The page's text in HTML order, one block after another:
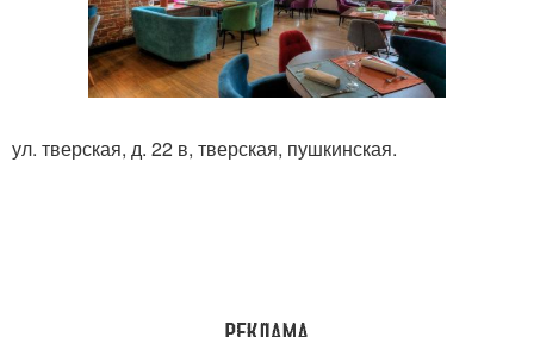
ул. тверская, д. 22 в, тверская, пушкинская.